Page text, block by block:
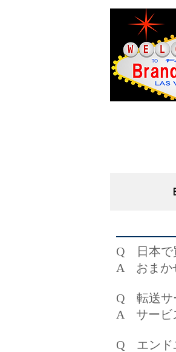
Q 日本で
A おまか
Q 転送サ
A サービ
Q エンド